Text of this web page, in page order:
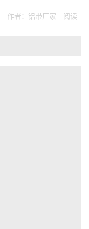
作者：铝带厂家
阅读